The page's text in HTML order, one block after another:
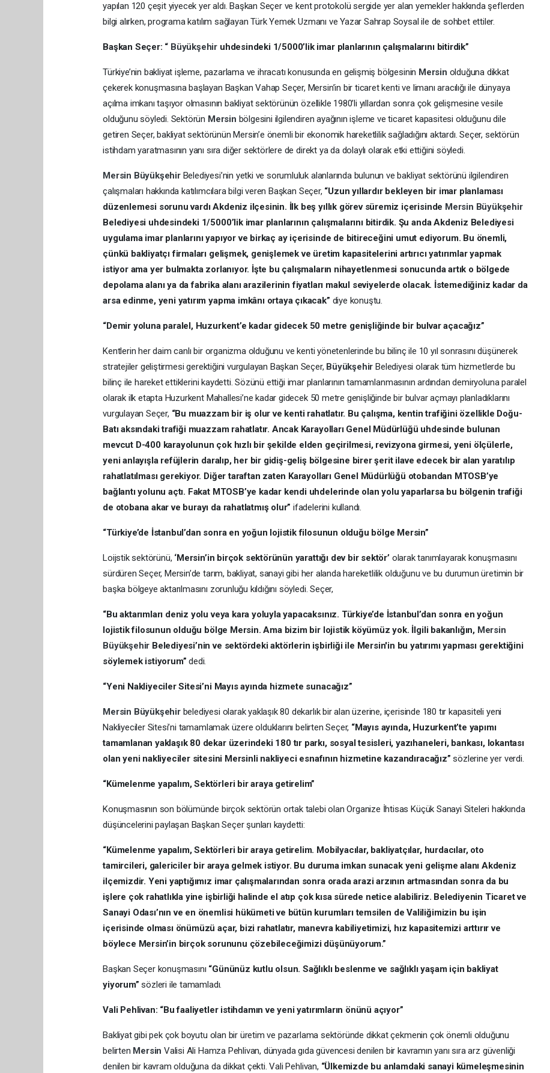
yapılan 120 çeşit yiyecek yer aldı. Başkan Seçer ve kent protokolü sergide yer alan yemekler hakkında şeflerden
bilgi alırken, programa katılım sağlayan Türk Yemek Uzmanı ve Yazar Sahrap Soysal ile de sohbet ettiler.
Başkan Seçer: “ Büyükşehir uhdesindeki 1/5000’lik imar planlarının çalışmalarını bitirdik”
Türkiye’nin bakliyat işleme, pazarlama ve ihracatı konusunda en gelişmiş bölgesinin Mersin olduğuna dikkat
çekerek konuşmasına başlayan Başkan Vahap Seçer, Mersin’in bir ticaret kenti ve limanı aracılığı ile dünyaya
açılma imkanı taşıyor olmasının bakliyat sektörünün özellikle 1980’li yıllardan sonra çok gelişmesine vesile
olduğunu söyledi. Sektörün Mersin bölgesini ilgilendiren ayağının işleme ve ticaret kapasitesi olduğunu dile
getiren Seçer, bakliyat sektörünün Mersin’e önemli bir ekonomik hareketlilik sağladığını aktardı. Seçer, sektörün
istihdam yaratmasının yanı sıra diğer sektörlere de direkt ya da dolaylı olarak etki ettiğini söyledi.
Mersin Büyükşehir Belediyesi’nin yetki ve sorumluluk alanlarında bulunun ve bakliyat sektörünü ilgilendiren
çalışmaları hakkında katılımcılara bilgi veren Başkan Seçer, “Uzun yıllardır bekleyen bir imar planlaması
düzenlemesi sorunu vardı Akdeniz ilçesinin. İlk beş yıllık görev süremiz içerisinde Mersin Büyükşehir
Belediyesi uhdesindeki 1/5000’lik imar planlarının çalışmalarını bitirdik. Şu anda Akdeniz Belediyesi
uygulama imar planlarını yapıyor ve birkaç ay içerisinde de bitireceğini umut ediyorum. Bu önemli,
çünkü bakliyatçı firmaları gelişmek, genişlemek ve üretim kapasitelerini artırıcı yatırımlar yapmak
istiyor ama yer bulmakta zorlanıyor. İşte bu çalışmaların nihayetlenmesi sonucunda artık o bölgede
depolama alanı ya da fabrika alanı arazilerinin fiyatları makul seviyelerde olacak. İstemediğiniz kadar da
arsa edinme, yeni yatırım yapma imkânı ortaya çıkacak” diye konuştu.
“Demir yoluna paralel, Huzurkent’e kadar gidecek 50 metre genişliğinde bir bulvar açacağız”
Kentlerin her daim canlı bir organizma olduğunu ve kenti yönetenlerinde bu bilinç ile 10 yıl sonrasını düşünerek
stratejiler geliştirmesi gerektiğini vurgulayan Başkan Seçer, Büyükşehir Belediyesi olarak tüm hizmetlerde bu
bilinç ile hareket ettiklerini kaydetti. Sözünü ettiği imar planlarının tamamlanmasının ardından demiryoluna paralel
olarak ilk etapta Huzurkent Mahallesi’ne kadar gidecek 50 metre genişliğinde bir bulvar açmayı planladıklarını
vurgulayan Seçer, “Bu muazzam bir iş olur ve kenti rahatlatır. Bu çalışma, kentin trafiğini özellikle Doğu-
Batı aksındaki trafiği muazzam rahatlatır. Ancak Karayolları Genel Müdürlüğü uhdesinde bulunan
mevcut D-400 karayolunun çok hızlı bir şekilde elden geçirilmesi, revizyona girmesi, yeni ölçülerle,
yeni anlayışla refüjlerin daralıp, her bir gidiş-geliş bölgesine birer şerit ilave edecek bir alan yaratılıp
rahatlatılması gerekiyor. Diğer taraftan zaten Karayolları Genel Müdürlüğü otobandan MTOSB’ye
bağlantı yolunu açtı. Fakat MTOSB’ye kadar kendi uhdelerinde olan yolu yaparlarsa bu bölgenin trafiği
de otobana akar ve burayı da rahatlatmış olur” ifadelerini kullandı.
“Türkiye’de İstanbul’dan sonra en yoğun lojistik filosunun olduğu bölge Mersin”
Loijstik sektörünü, ‘Mersin’in birçok sektörünün yarattığı dev bir sektör’olarak tanımlayarak konuşmasını
sürdüren Seçer, Mersin’de tarım, bakliyat, sanayi gibi her alanda hareketlilik olduğunu ve bu durumun üretimin bir
başka bölgeye aktarılmasını zorunluğu kıldığını söyledi. Seçer,
“Bu aktarımları deniz yolu veya kara yoluyla yapacaksınız. Türkiye’de İstanbul’dan sonra en yoğun
lojistik filosunun olduğu bölge Mersin. Ama bizim bir lojistik köyümüz yok. İlgili bakanlığın, Mersin
Büyükşehir Belediyesi’nin ve sektördeki aktörlerin işbirliği ile Mersin'in bu yatırımı yapması gerektiğini
söylemek istiyorum” dedi.
“Yeni Nakliyeciler Sitesi’ni Mayıs ayında hizmete sunacağız”
Mersin Büyükşehir belediyesi olarak yaklaşık 80 dekarlık bir alan üzerine, içerisinde 180 tır kapasiteli yeni
Nakliyeciler Sitesi’ni tamamlamak üzere olduklarını belirten Seçer, “Mayıs ayında, Huzurkent’te yapımı
tamamlanan yaklaşık 80 dekar üzerindeki 180 tır parkı, sosyal tesisleri, yazıhaneleri, bankası, lokantası
olan yeni nakliyeciler sitesini Mersinli nakliyeci esnafının hizmetine kazandıracağız” sözlerine yer verdi.
“Kümelenme yapalım, Sektörleri bir araya getirelim”
Konuşmasının son bölümünde birçok sektörün ortak talebi olan Organize İhtisas Küçük Sanayi Siteleri hakkında
düşüncelerini paylaşan Başkan Seçer şunları kaydetti:
“Kümelenme yapalım, Sektörleri bir araya getirelim. Mobilyacılar, bakliyatçılar, hurdacılar, oto
tamircileri, galericiler bir araya gelmek istiyor. Bu duruma imkan sunacak yeni gelişme alanı Akdeniz
ilçemizdir. Yeni yaptığımız imar çalışmalarından sonra orada arazi arzının artmasından sonra da bu
işlere çok rahatlıkla yine işbirliği halinde el atıp çok kısa sürede netice alabiliriz. Belediyenin Ticaret ve
Sanayi Odası’nın ve en önemlisi hükümeti ve bütün kurumları temsilen de Valiliğimizin bu işin
içerisinde olması önümüzü açar, bizi rahatlatır, manevra kabiliyetimizi, hız kapasitemizi arttırır ve
böylece Mersin’in birçok sorununu çözebileceğimizi düşünüyorum.”
Başkan Seçer konuşmasını “Gününüz kutlu olsun. Sağlıklı beslenme ve sağlıklı yaşam için bakliyat
yiyorum” sözleri ile tamamladı.
Vali Pehlivan: “Bu faaliyetler istihdamın ve yeni yatırımların önünü açıyor”
Bakliyat gibi pek çok boyutu olan bir üretim ve pazarlama sektöründe dikkat çekmenin çok önemli olduğunu
belirten MersinValisi Ali Hamza Pehlivan, dünyada gıda güvencesi denilen bir kavramın yanı sıra arz güvenliği
denilen bir kavram olduğuna da dikkat çekti. Vali Pehlivan, “Ülkemizde bu anlamdaki sanayi kümeleşmesinin